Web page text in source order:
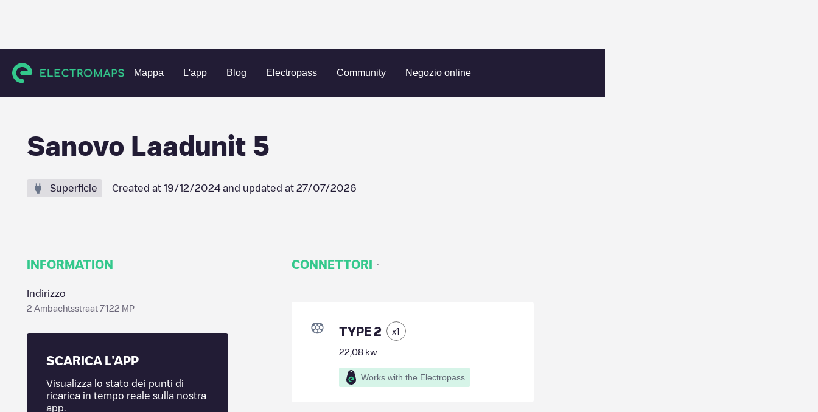
Mappa L'app Blog Electropass Community Negozio online
Charging stations Paesi Bassi Aalten Aalten Sanovo Laadunit 5
Sanovo Laadunit 5
Superficie Created at 19/12/2024 and updated at 27/07/2026
INFORMATION
Indirizzo
2 Ambachtsstraat 7122 MP
SCARICA L'APP
Visualizza lo stato dei punti di
ricarica in tempo reale sulla nostra
app.
CONNETTORI ·
TYPE 2 x1
22,08kw
Works with the Electropass